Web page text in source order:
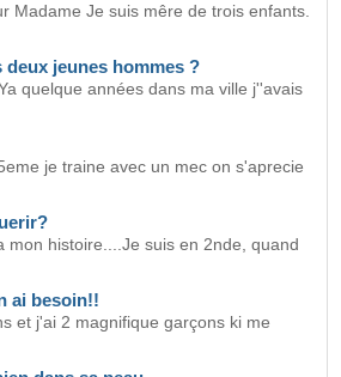
Madame Je suis mêre de trois enfants.
jeunes hommes ?
quelque années dans ma ville j''avais
je traine avec un mec on s'aprecie
mon histoire....Je suis en 2nde, quand
ai besoin!!
et j'ai 2 magnifique garçons ki me